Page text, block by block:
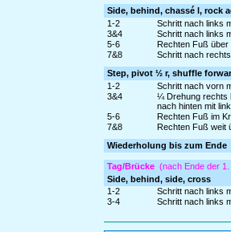
Side, behind, chassé l, rock
1-2
Schritt nach links
3&4
Schritt nach links
5-6
Rechten Fuß über
7&8
Schritt nach
Step, pivot ½ r, shuffle
1-2
Schritt nach vorn
3&4
¼ Drehung rechts
nach hinten mit
5-6
Rechten Fuß im
7&8
Rechten Fuß weit
Wiederholung bis zum Ende
Tag/Brücke (nach Ende der
Side, behind, side, cross
1-2
Schritt nach links
3-4
Schritt nach links